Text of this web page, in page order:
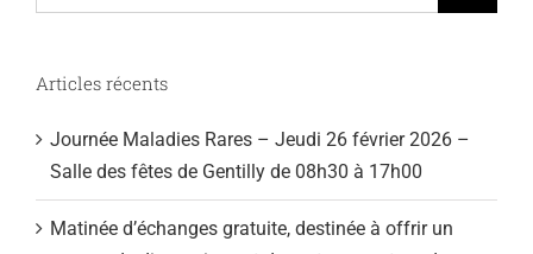
Articles récents
Journée Maladies Rares – Jeudi 26 février 2026 –
Salle des fêtes de Gentilly de 08h30 à 17h00
Matinée d’échanges gratuite, destinée à offrir un